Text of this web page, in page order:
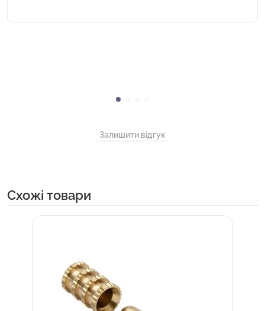
Залишити відгук
Cхожі товари